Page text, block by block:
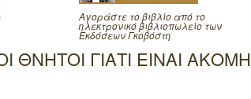
Αγοράστε το βιβλίο από το
ηλεκτρονικό βιβλιοπωλείο των
Εκδόσεων Γκοβόστη
ΘΝΗΤΟΙ ΓΙΑΤΙ ΕΙΝΑΙ ΑΚΟΜΗ